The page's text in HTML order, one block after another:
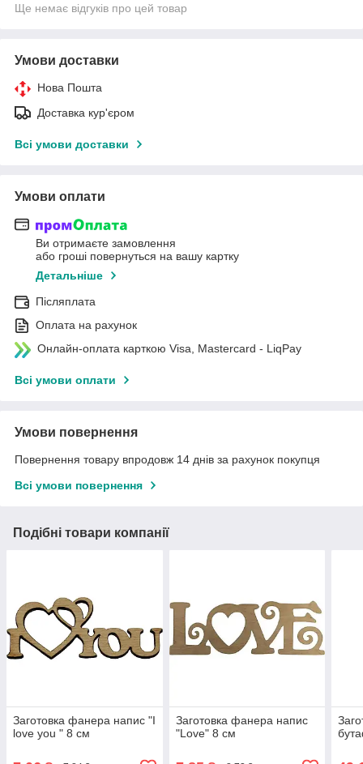
Ще немає відгуків про цей товар
Умови доставки
Нова Пошта
Доставка кур'єром
Всі умови доставки
Умови оплати
Ви отримаєте замовлення
або гроші повернуться на вашу картку
Детальніше
Післяплата
Оплата на рахунок
Онлайн-оплата карткою Visa, Mastercard - LiqPay
Всі умови оплати
Умови повернення
Повернення товару впродовж 14 днів за рахунок покупця
Всі умови повернення
Подібні товари компанії
Заготовка фанера напис "I
love you " 8 см
Заготовка фанера напис
"Love" 8 см